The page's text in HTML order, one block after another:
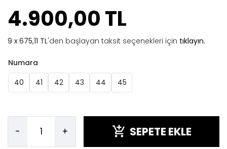
4.900,00 TL
675,11 TL'den başlayan taksit seçenekleri için tıklayın.
Numara
40
41 42 43 44 45
- + SEPETE EKLE